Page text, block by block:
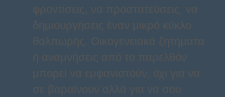
φροντίσεις, να προστατεύσεις, να
δημιουργήσεις έναν μικρό κύκλο
θαλπωρής. Οικογενειακά ζητήματα
ή αναμνήσεις από το παρελθόν
μπορεί να εμφανιστούν, όχι για να
σε βαραίνουν αλλά για να σου